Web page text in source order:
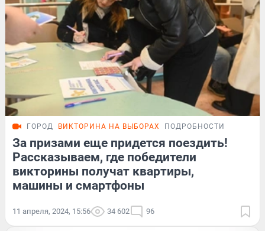
ГОРОД ВИКТОРИНА НА ВЫБОРАХ ПОДРОБНОСТИ
За призами еще придется поездить!
Рассказываем, где победители
викторины получат квартиры,
машины и смартфоны
11 апреля, 2024, 15:56 34 602 96